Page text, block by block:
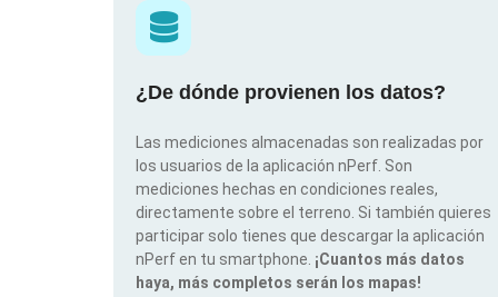
¿De dónde provienen los datos?
Las mediciones almacenadas son realizadas por
los usuarios de la aplicación nPerf. Son
mediciones hechas en condiciones reales,
directamente sobre el terreno. Si también quieres
participar solo tienes que descargar la aplicación
nPerf en tu smartphone. ¡Cuantos más datos
haya, más completos serán los mapas!